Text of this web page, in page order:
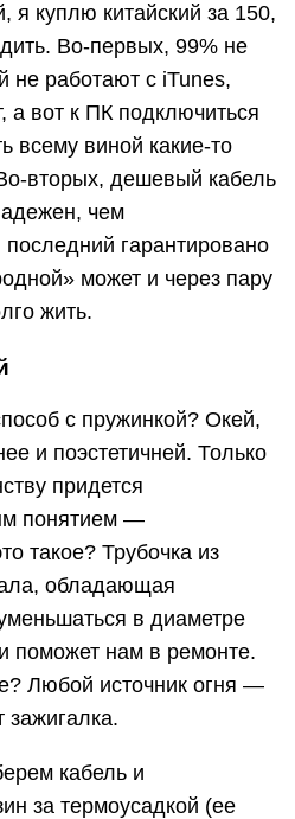
я куплю китайский за 150,
Во-первых, 99% не
не работают с iTunes,
вот к ПК подключиться
всему виной какие-то
вторых, дешевый кабель
чем
гарантировано
может и через пару
жить.
с пружинкой? Окей,
и поэстетичней. Только
придется
понятием —
такое? Трубочка из
обладающая
в диаметре
поможет нам в ремонте.
Любой источник огня —
зажигалка.
кабель и
за термоусадкой (ее